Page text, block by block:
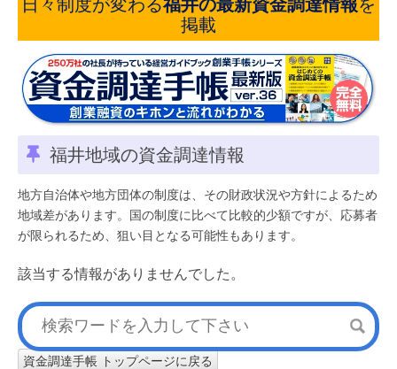
日々制度が変わる福井の最新資金調達情報を
掲載
福井地域の資金調達情報
地方自治体や地方団体の制度は、その財政状況や方針によるため
地域差があります。国の制度に比べて比較的少額ですが、応募者
が限られるため、狙い目となる可能性もあります。
該当する情報がありませんでした。
資金調達手帳 トップページに戻る